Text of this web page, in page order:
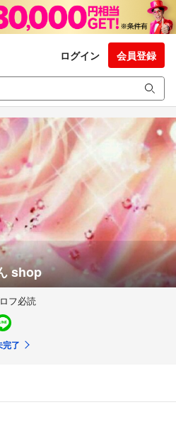
ログイン 会員登録
shop
フ必読
完了